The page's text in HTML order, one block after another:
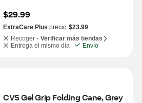
$29.99
ExtraCare Plus precio $23.99
Recoger - Verificar más tiendas
Entrega el mismo día
Envío
CVS Gel Grip Folding Cane, Grey